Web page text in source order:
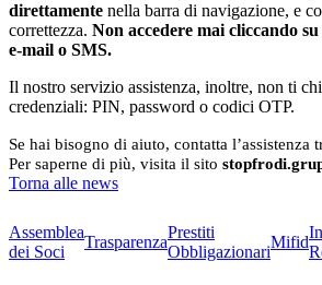
direttamente nella barra di navigazione, e
correttezza. Non accedere mai cliccando
e-mail o SMS.
Il nostro servizio assistenza, inoltre, non ti
credenziali: PIN, password o codici OTP.
Se hai bisogno di aiuto, contatta
Per saperne di più, visita il sito
Torna alle news
Assemblea
dei Soci
Trasparenza
Prestiti
Obbligazionari
Mifid